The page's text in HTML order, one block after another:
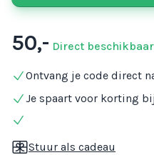
50,- Direct beschikbaar
Ontvang je code direct
Je spaart voor korting
Stuur als cadeau